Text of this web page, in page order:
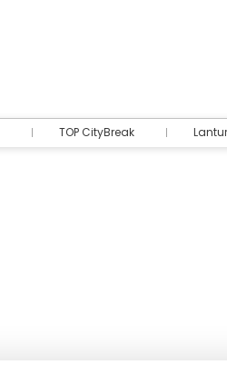
TOP CityBreak